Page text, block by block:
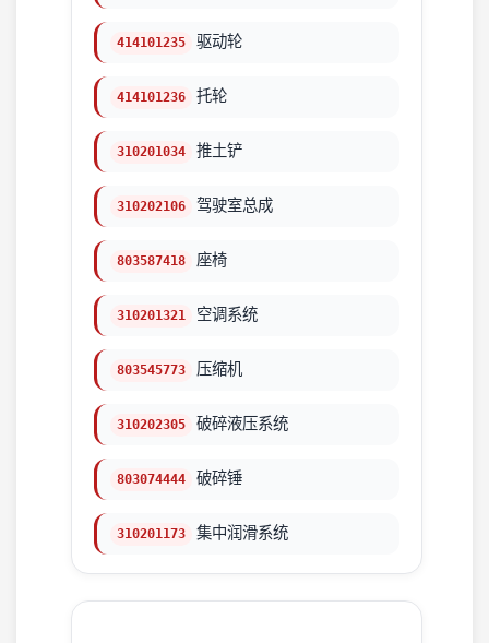
414101235 驱动轮
414101236 托轮
310201034 推土铲
310202106 驾驶室总成
803587418 座椅
310201321 空调系统
803545773 压缩机
310202305 破碎液压系统
803074444 破碎锤
310201173 集中润滑系统